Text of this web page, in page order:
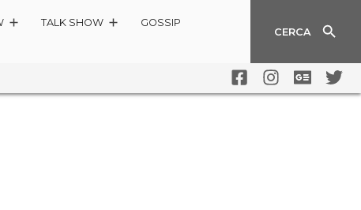
TALK SHOW
GOSSIP
CERCA